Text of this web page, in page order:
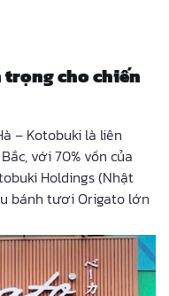
trọng cho chiến
– Kotobuki là liên
với 70% vốn của
Holdings (Nhật
bánh tươi Origato lớn